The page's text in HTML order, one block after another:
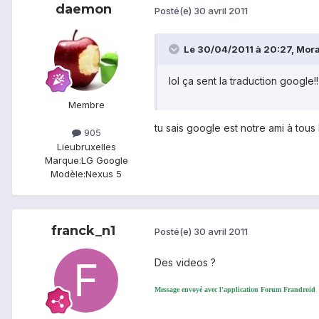
daemon
Membre
905
Lieubruxelles
Marque:LG Google
Modèle:Nexus 5
Posté(e) 30 avril 2011
Le 30/04/2011 à 20:27,
lol ça sent la traduction google!!
tu sais google est notre ami à tous
franck_n1 Posté(e) 30 avril 2011
Des videos ?
Message envoyé avec l'application Forum Frandroid